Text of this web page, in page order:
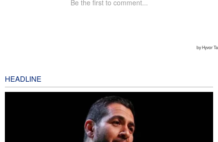
HEADLINE